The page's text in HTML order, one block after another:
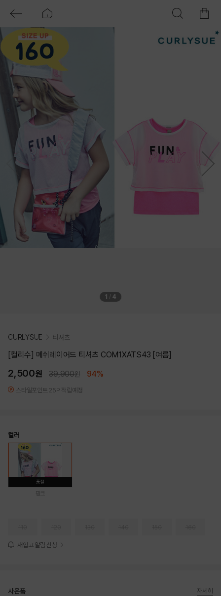
1 / 4
CURLYSUE 티셔츠
[컬리수] 메쉬레이어드 티셔츠 COM1XATS43 [여름]
2,500원 39,900원 94%
스타일포인트 25P 적립예정
컬러
품절
핑크
재입고 알림 신청
사은품 자세히